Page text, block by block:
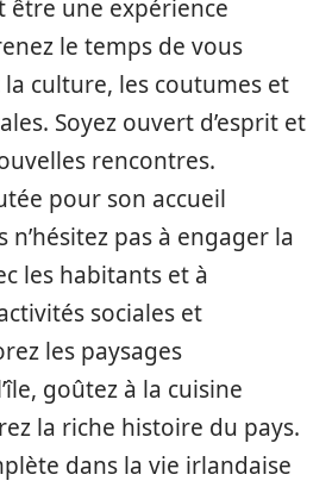
être une expérience
le temps de vous
culture, les coutumes et
Soyez ouvert d’esprit et
rencontres.
pour son accueil
n’hésitez pas à engager la
les habitants et à
sociales et
les paysages
goûtez à la cuisine
la riche histoire du pays.
dans la vie irlandaise